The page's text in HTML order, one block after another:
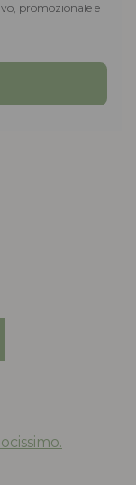
promozionale e